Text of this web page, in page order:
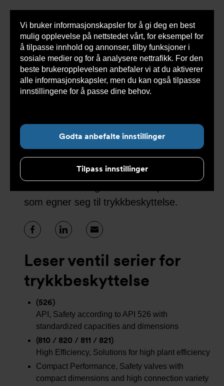
Vi bruker informasjonskapsler for å gi deg en best
mulig opplevelse på nettstedet vårt, for eksempel for
å tilpasse innhold og annonser, tilby funksjoner i
sosiale medier og for å analysere nettrafikk. For den
beste brukeropplevelsen anbefaler vi at du aktiverer
alle informasjonskapsler, men du kan også tilpasse
innstillingene for å passe dine behov.
Godta anbefalte innstillinger
Tilpass innstillinger
Undernavigasjon for ”Løsninger”
LESER ventiler for
trykkbeskyttelse
Her finner du litt informasjon om
som egner seg til trykkbeskyttelse.
Leser ventil serier for
trykkbeskyttelse
(526)
API, Safety according to API 526 with
standardized capacities and dimensions
(810 / 820 / 811 / 821)
High Efficiency, Solutions for high plant efficiency
Compact Performance, Safety valves with
compact dimensions and high connection variety